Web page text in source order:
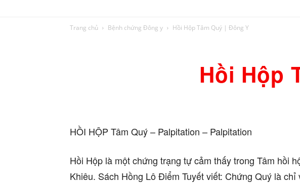
Trang chủ Bệnh chứng Đông y Hồi Hộp Tâm Quý | Đông Y
Hồi Hộp
HỒI HỘP Tâm Quý – Palpitation – Palpitation
Hồi Hộp là một chứng trạng tự cảm thấy trong Tâm hồi
Khiêu. Sách Hồng Lô Điểm Tuyết viết: Chứng Quý là